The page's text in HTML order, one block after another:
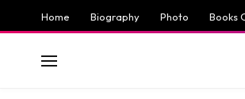
Home Biography Photo Books